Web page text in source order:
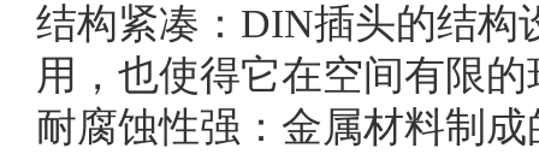
结构紧凑：DIN插头的结构
用，也使得它在空间有限
耐腐蚀性强：金属材料制